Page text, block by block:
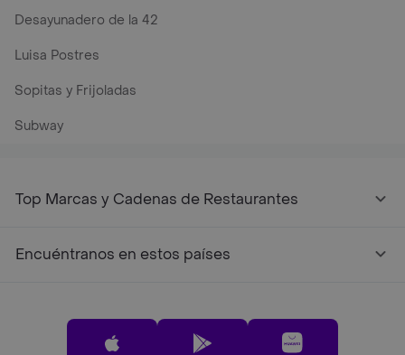
Desayunadero de la 42
Luisa Postres
Sopitas y Frijoladas
Subway
Top Marcas y Cadenas de Restaurantes
Encuéntranos en estos países